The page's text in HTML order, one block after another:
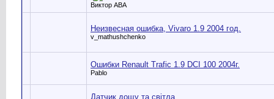
Виктор АВА
Неизвесная ошибка, Vivaro 1.9 2004 год.
v_mathushchenko
Ошибки Renault Trafic 1.9 DCI 100 2004г.
Pablo
Датчик дощу та світла